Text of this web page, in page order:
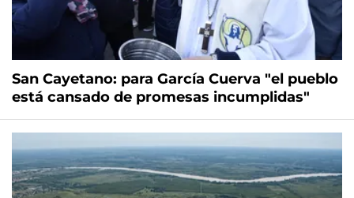
San Cayetano: para García Cuerva "el pueblo
está cansado de promesas incumplidas"